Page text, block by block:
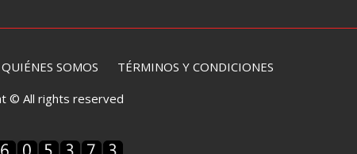
SOMOS TÉRMINOS Y CONDICIONES
© All rights reserved